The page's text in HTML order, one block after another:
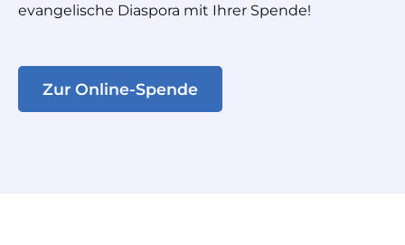
evangelische Diaspora mit Ihrer Spende!
Zur Online-Spende